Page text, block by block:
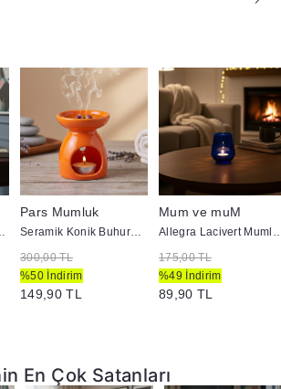
Mumluk
Pars Mumluk
Seramik Konik Buhurdanlık Turuncu
300,00 TL
%50 İndirim
149,90 TL
Mum ve muM
Allegra Lacivert
175,00 TL
%49 İndirim
89,90 TL
En Çok Satanları